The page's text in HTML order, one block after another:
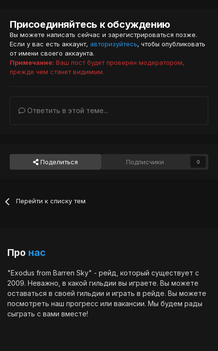
Присоединяйтесь к обсуждению
Вы можете написать сейчас и зарегистрироваться позже.
Если у вас есть аккаунт, авторизуйтесь, чтобы опубликовать
от имени своего аккаунта.
Примечание: Ваш пост будет проверен модератором,
прежде чем станет видимым.
Ответить в этой теме...
Поделиться Подписчики 0
Перейти к списку тем
Про нас
"Exodus from Barren Sky" - рейд, который существует с
2009. Неважно, в какой гильдии вы играете. Вы можете
оставаться в своей гильдии и играть в рейде. Вы можете
посмотреть наш прогресс или вакансии. Мы будем рады
сыграть с вами вместе!